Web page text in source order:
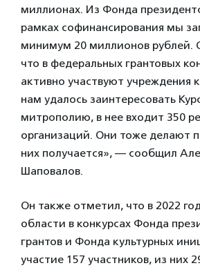
миллионах. Из Фонда
рамках софинансирования мы
минимум 20 миллионов рублей.
что в федеральных грантовых
активно участвуют учреждения
нам удалось заинтересовать
митрополию, в нее входит 350
организаций. Они тоже делают
них получается», — сообщил
Шаповалов.
Он также отметил, что в 2022
области в конкурсах Фонда
грантов и Фонда культурных
участие 157 участников, из них